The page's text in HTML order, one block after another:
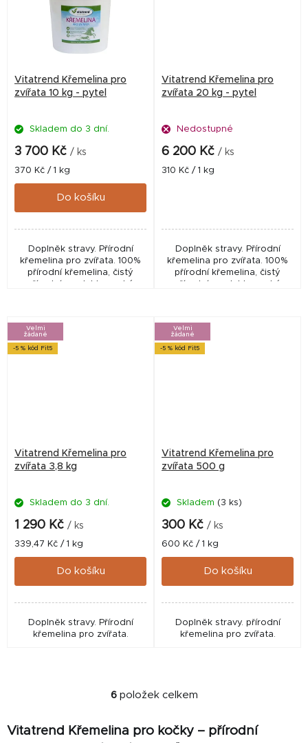
Vitatrend Křemelina pro
zvířata 10 kg - pytel
Skladem do 3 dní.
3 700 Kč / ks
Měrná
cena:
370 Kč / 1 kg
Do košíku
Doplněk stravy. Přírodní
křemelina pro zvířata. 100%
přírodní křemelina, čistý
Vitatrend Křemelina pro
zvířata 20 kg - pytel
Nedostupné
6 200 Kč / ks
Měrná
310 Kč / 1 kg
Doplněk stravy. Přírodní
křemelina pro zvířata. 100%
přírodní křemelina, čistý
Velmi
žádané
-5 % kód Fit5
Vitatrend Křemelina pro
zvířata 3,8 kg
Skladem do 3 dní.
1 290 Kč / ks
Měrná
cena:
339,47 Kč / 1 kg
Do košíku
Doplněk stravy. Přírodní
křemelina pro zvířata.
Velmi
žádané
-5 % kód Fit5
Vitatrend Křemelina pro
zvířata 500 g
Skladem (3 ks)
300 Kč / ks
Měrná
cena:
600 Kč / 1 kg
Do košíku
Doplněk stravy. přírodní
křemelina pro zvířata.
O
l
6položek celkem
Vitatrend Křemelina pro kočky – přírodní